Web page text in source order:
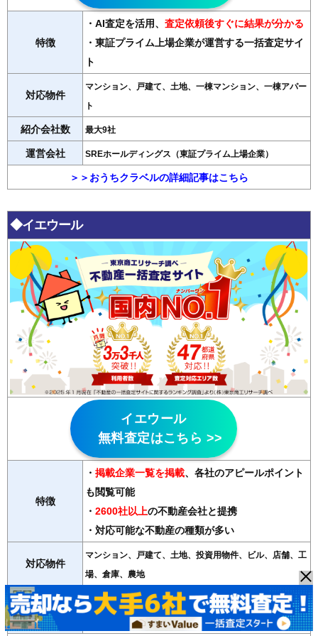
特徴
・AI査定を活用、 査定依頼後すぐに結果が分かる
・東証プライム上場企業が運営する一括査定サイ
ト
対応物件
マンション、戸建て、土地、一棟マンション、一棟アパー
ト
紹介会社数 最大9社
運営会社 SREホールディングス（東証プライム上場企業）
＞＞おうちクラベルの詳細記事はこちら
◆イエウール
イエウール
無料査定はこちら >>
特徴
・ 掲載企業一覧を掲載、各社のアピールポイント
も閲覧可能
・ 2600社以上の不動産会社と提携
・対応可能な不動産の種類が多い
対応物件
マンション、戸建て、土地、投資用物件、ビル、店舗、工
場、倉庫、農地
紹介会社数 最大6社
運営会社 Speee（東京スタンダード市場上場）